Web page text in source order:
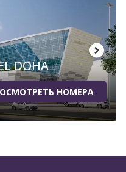
DOHA
НОМЕРА